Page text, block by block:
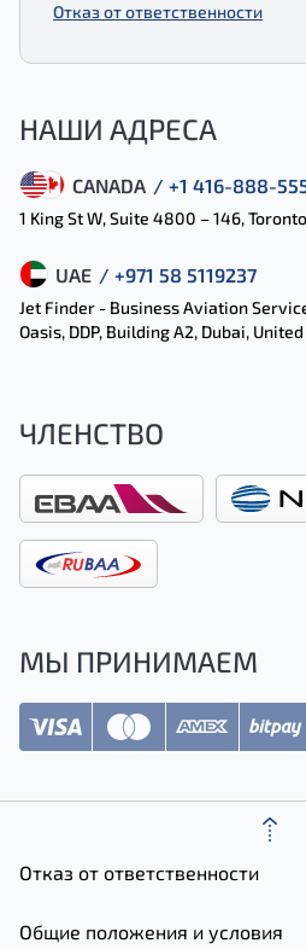
Отказ от ответственности
НАШИ АДРЕСА
CANADA / +1 416-888-
1 King St W, Suite 4800 – 146,
UAE / +971 58 5119237
Jet Finder - Business Aviation
Oasis, DDP, Building A2, Dubai,
ЧЛЕНСТВО
МЫ ПРИНИМАЕМ
Отказ от ответственности
Общие положения и условия